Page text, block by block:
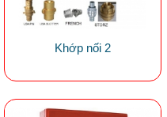
Khớp nối 2